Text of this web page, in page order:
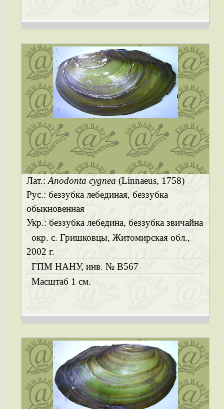
Лат.:Anodonta cygnea (Linnaeus, 1758)
Рус.: беззубка лебединая, беззубка
обыкновенная
Укр.: беззубка лебедина, беззубка звичайна
окр. с. Гришковцы, Житомирская обл.,
2002 г.
ГПМ НАНУ, инв. № B567
Масштаб 1 см.